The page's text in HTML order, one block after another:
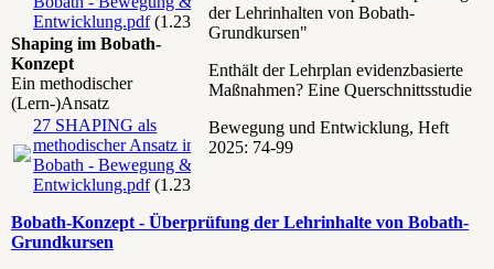
Entwicklung.pdf(1.23MB)
Shaping im Bobath-
Konzept
Ein methodischer
(Lern-)Ansatz
27 SHAPING als
methodischer Ansatz im
Bobath - Bewegung &
Entwicklung.pdf(1.23MB)
der Lehrinhalten von Bobath-
Grundkursen"
Enthält der Lehrplan evidenzbasierte
Maßnahmen? Eine Querschnittsstudie
Bewegung und Entwicklung, Heft
2025: 74-99
Bobath-Konzept - Überprüfung der Lehrinhalte von Bobath-
Grundkursen